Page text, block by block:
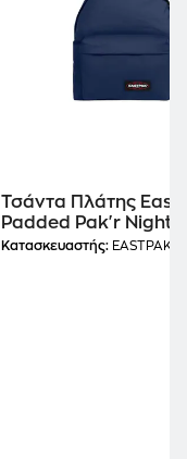
Τσάντα Πλάτης
Padded Pak'r
Navy
Κατασκευαστής: EASTPAK